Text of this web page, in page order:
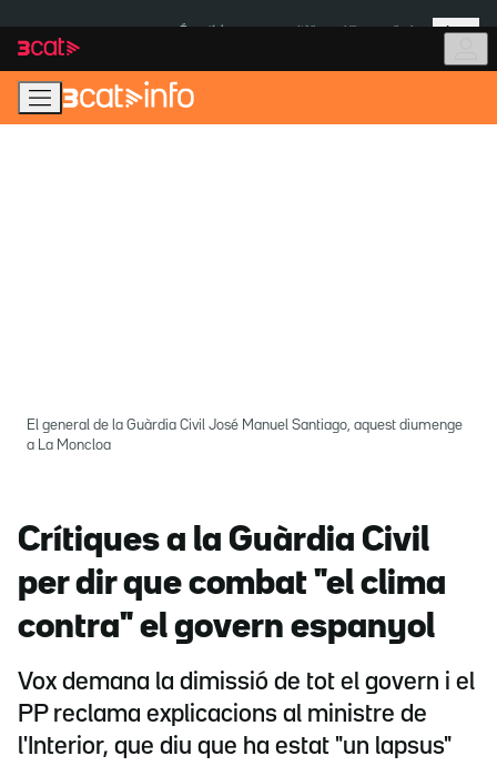
navegació
principal
contingut
Més
El general de la Guàrdia Civil José Manuel Santiago, aquest diumenge
a La Moncloa
Crítiques a la Guàrdia Civil
per dir que combat "el clima
contra" el govern espanyol
Vox demana la dimissió de tot el govern i el
PP reclama explicacions al ministre de
l'Interior, que diu que ha estat "un lapsus"